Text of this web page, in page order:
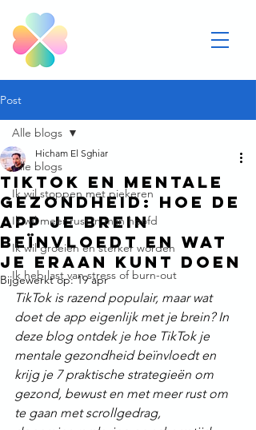
Post
Alle blogs
Ik wil stoppen met piekeren
Ik wil meer rust in mijn hoofd
Ik wil groeien en sterker worden
Ik heb last van stress of burn-out
Alle blogs
TikTok en mentale
gezondheid: Hoe de
app je brein
beïnvloedt en wat
je eraan kunt doen
Hicham El Sghiar
Bijgewerkt op:19 apr
TikTok is razend populair, maar wat
doet de app eigenlijk met je brein? In
deze blog ontdek je hoe TikTok je
mentale gezondheid beïnvloedt en
krijg je 7 praktische strategieën om
gezond, bewust en met meer rust om
te gaan met scrollgedrag,